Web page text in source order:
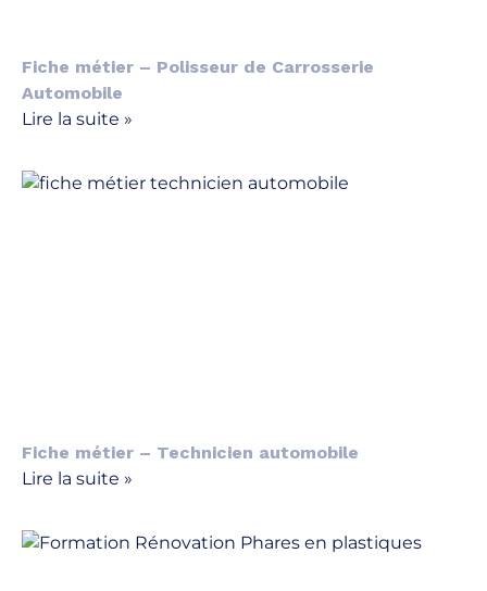
Fiche métier – Polisseur de Carrosserie
Automobile
Lire la suite »
Fiche métier – Technicien automobile
Lire la suite »